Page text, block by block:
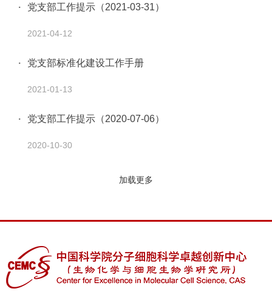
党支部工作提示（2021-03-31）
2021-04-12
党支部标准化建设工作手册
2021-01-13
党支部工作提示（2020-07-06）
2020-10-30
加载更多